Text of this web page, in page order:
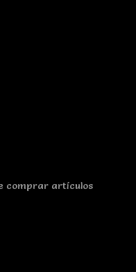
comprar artículos